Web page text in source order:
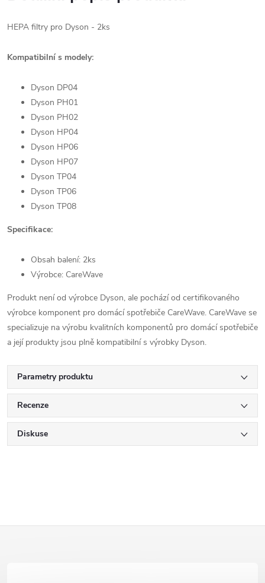
HEPA filtry pro Dyson - 2ks
Kompatibilní s modely:
Dyson DP04
Dyson PH01
Dyson PH02
Dyson HP04
Dyson HP06
Dyson HP07
Dyson TP04
Dyson TP06
Dyson TP08
Specifikace:
Obsah balení: 2ks
Výrobce: CareWave
Produkt není od výrobce Dyson, ale pochází od certifikovaného
výrobce komponent pro domácí spotřebiče CareWave. CareWave se
specializuje na výrobu kvalitních komponentů pro domácí spotřebiče
a její produkty jsou plně kompatibilní s výrobky Dyson.
Parametry produktu
Recenze
Diskuse